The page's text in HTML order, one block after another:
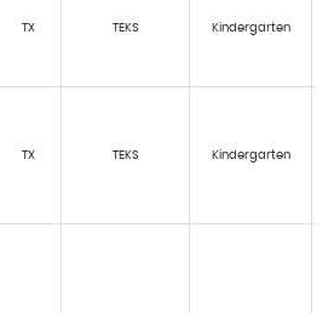
TX TEKS Kindergarten
TX TEKS Kindergarten